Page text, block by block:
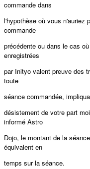
commande dans
l'hypothèse où vous n'auriez
commande
précédente ou dans le cas
enregistrées
par Inityo valent preuve des
toute
séance commandée,
désistement de votre part
informé Astro
Dojo, le montant de la
équivalent en
temps sur la séance.